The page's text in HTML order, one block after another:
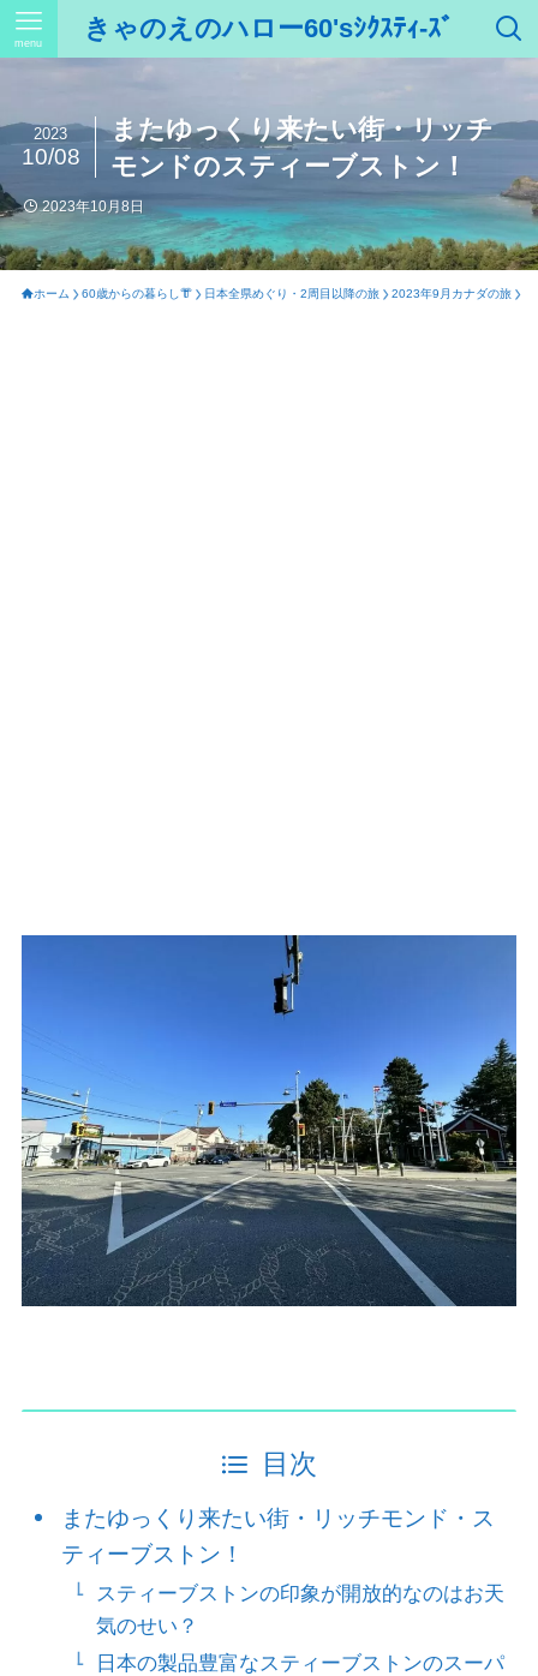
きゃのえのハロー60'sｼｸｽﾃｨ-ｽﾞ
menu
またゆっくり来たい街・リッチ
モンドのスティーブストン！
2023
10/08
2023年10月8日
ホーム 60歳からの暮らし👘 日本全県めぐり・2周目以降の旅 2023年9月カナダの旅
目次
またゆっくり来たい街・リッチモンド・ス
ティーブストン！
スティーブストンの印象が開放的なのはお天
気のせい？
日本の製品豊富なスティーブストンのスーパ